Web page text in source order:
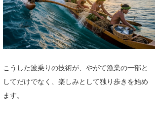
こうした波乗りの技術が、やがて漁業の一部と
してだけでなく、楽しみとして独り歩きを始め
ます。
NOBUFUKU
大野”MAR”修聖
喜納海人
G◎Da
H
KID
KOBU
KY